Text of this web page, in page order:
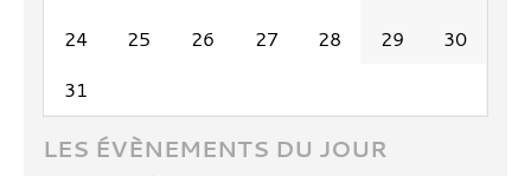
24
25 26 27 28 29
30
31
LES ÉVÈNEMENTS DU JOUR